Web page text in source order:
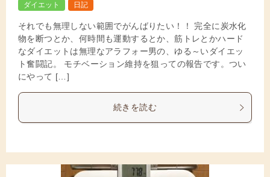
ダイエット
日記
それでも無理しない範囲でがんばりたい！！ 完全に炭水化
物を断つとか、何時間も運動するとか、筋トレとかハード
なダイエットは無理なアラフォー男の、ゆる～いダイエッ
ト奮闘記。 モチベーション維持を狙っての報告です。つい
にやって […]
続きを読む